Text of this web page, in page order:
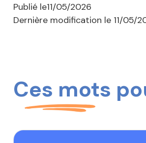
Publié le11/05/2026
Dernière modification le 11/05/
Ces mots